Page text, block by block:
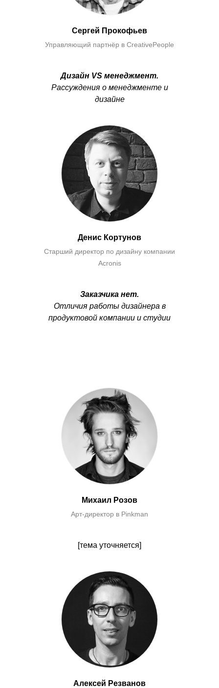
Сергей Прокофьев
Управляющий партнёр в CreativePeople
Дизайн VS менеджмент.
Рассуждения о менеджменте и
дизайне
Денис Кортунов
Старший директор по дизайну компании
Acronis
Заказчика нет.
Отличия работы дизайнера в
продуктовой компании и студии
Михаил Розов
Арт-директор в Pinkman
[тема уточняется]
Алексей Резванов